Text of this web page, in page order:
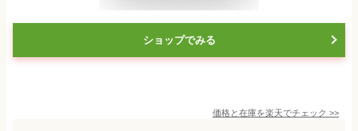
ショップでみる
価格と在庫を楽天でチェック >>